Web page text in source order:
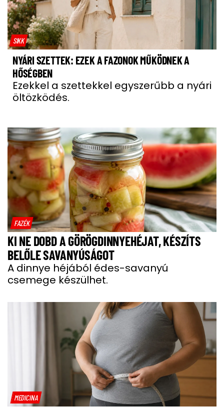
SIKK
NYÁRI SZETTEK: EZEK A FAZONOK MŰKÖDNEK A
HŐSÉGBEN
Ezekkel a szettekkel egyszerűbb a nyári
öltözködés.
FAZÉK
KI NE DOBD A GÖRÖGDINNYEHÉJAT, KÉSZÍTS
BELŐLE SAVANYÚSÁGOT
A dinnye héjából édes-savanyú
csemege készülhet.
MEDICINA